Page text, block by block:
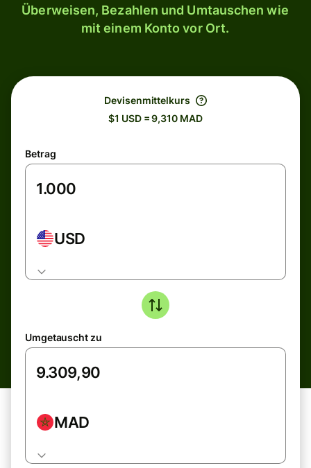
Überweisen, Bezahlen und Umtauschen wie
mit einem Konto vor Ort.
Devisenmittelkurs
$1 USD = 9,310 MAD
Betrag
USD
Umgetauscht zu
MAD